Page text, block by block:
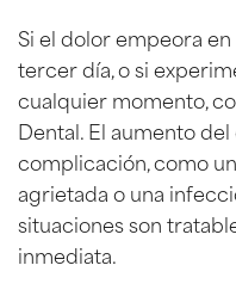
Si el dolor empeora
tercer día, o si
cualquier momento,
Dental. El aumento
complicación, como
agrietada o una
situaciones son
inmediata.